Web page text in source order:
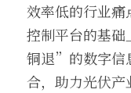
效率低的行业
控制平台的基
铜退”的数字信
合，助力光伏产